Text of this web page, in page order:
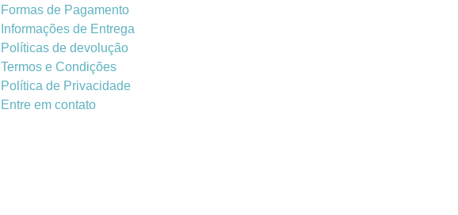
Formas de Pagamento
Informações de Entrega
Políticas de devolução
Termos e Condições
Política de Privacidade
Entre em contato